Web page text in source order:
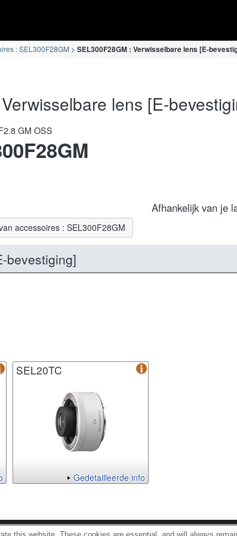
: SEL300F28GM SEL300F28GM : Verwisselbare lens [E-
lens [E-
GM OSS
Afhankelijk van je
accessoires : SEL300F28GM
bevestiging]
SEL20TC
Gedetailleerde info